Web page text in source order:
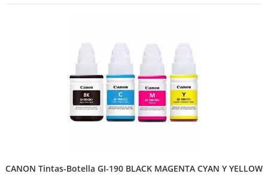
CANON Tintas-Botella GI-190 BLACK MAGENTA CYAN Y YELLOW